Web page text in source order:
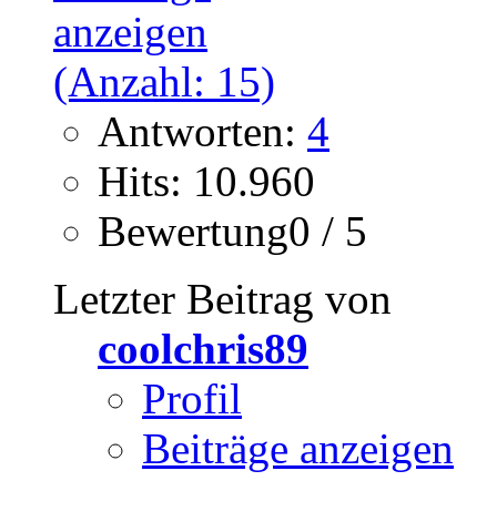
Antworten: 4
Hits: 10.960
Bewertung0 / 5
Letzter Beitrag von
coolchris89
Profil
Beiträge anzeigen